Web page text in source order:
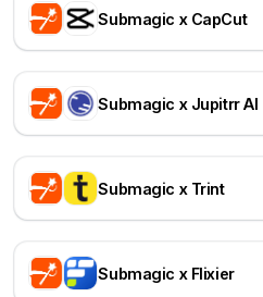
Submagic x CapCut
Submagic x Jupitrr AI
Submagic x Trint
Submagic x Flixier